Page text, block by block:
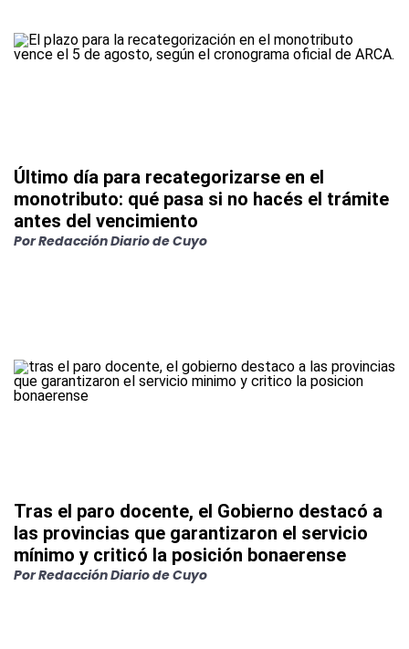
Último día para recategorizarse en el
monotributo: qué pasa si no hacés el trámite
antes del vencimiento
PorRedacción Diario de Cuyo
Tras el paro docente, el Gobierno destacó a
las provincias que garantizaron el servicio
mínimo y criticó la posición bonaerense
PorRedacción Diario de Cuyo